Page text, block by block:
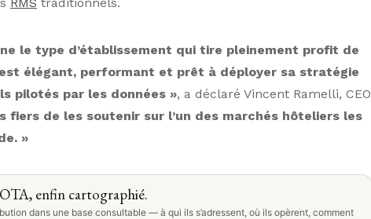
le type d’établissement qui tire pleinement profit de
élégant, performant et prêt à déployer sa stratégie
pilotés par les données », a déclaré Vincent Ramelli, CEO
fiers de les soutenir sur l’un des marchés hôteliers les
»
enfin cartographié.
dans une base consultable — à qui ils s’adressent, où ils opèrent, comment